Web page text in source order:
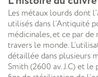
Les métaux lourds dont
utilisés dans l’Antiquité
médicinales, et ce par
travers le monde.
détaillée dans plusieurs
Smith (2600 av. J.C) et le